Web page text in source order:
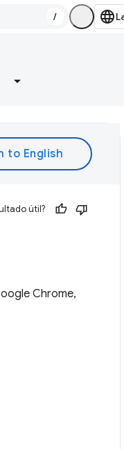
/
útil?
Chrome,